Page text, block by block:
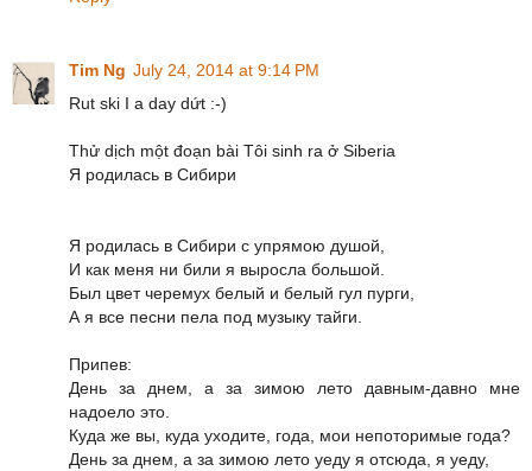
Tim Ng July 24, 2014 at 9:14 PM
Rut ski I a day dứt :-)
Thử dịch một đoạn bài Tôi sinh ra ở Siberia
Я родилась в Сибири
Я родилась в Сибири с упрямою душой,
И как меня ни били я выросла большой.
Был цвет черемух белый и белый гул пурги,
А я все песни пела под музыку тайги.
Припев:
День за днем, а за зимою лето давным-давно мне
надоело это.
Куда же вы, куда уходите, года, мои непоторимые года?
День за днем, а за зимою лето уеду я отсюда, я уеду,